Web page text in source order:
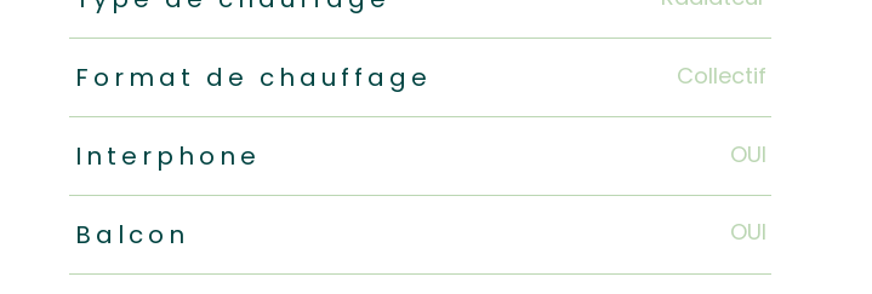
Format de chauffage Collectif
Interphone OUI
Balcon OUI